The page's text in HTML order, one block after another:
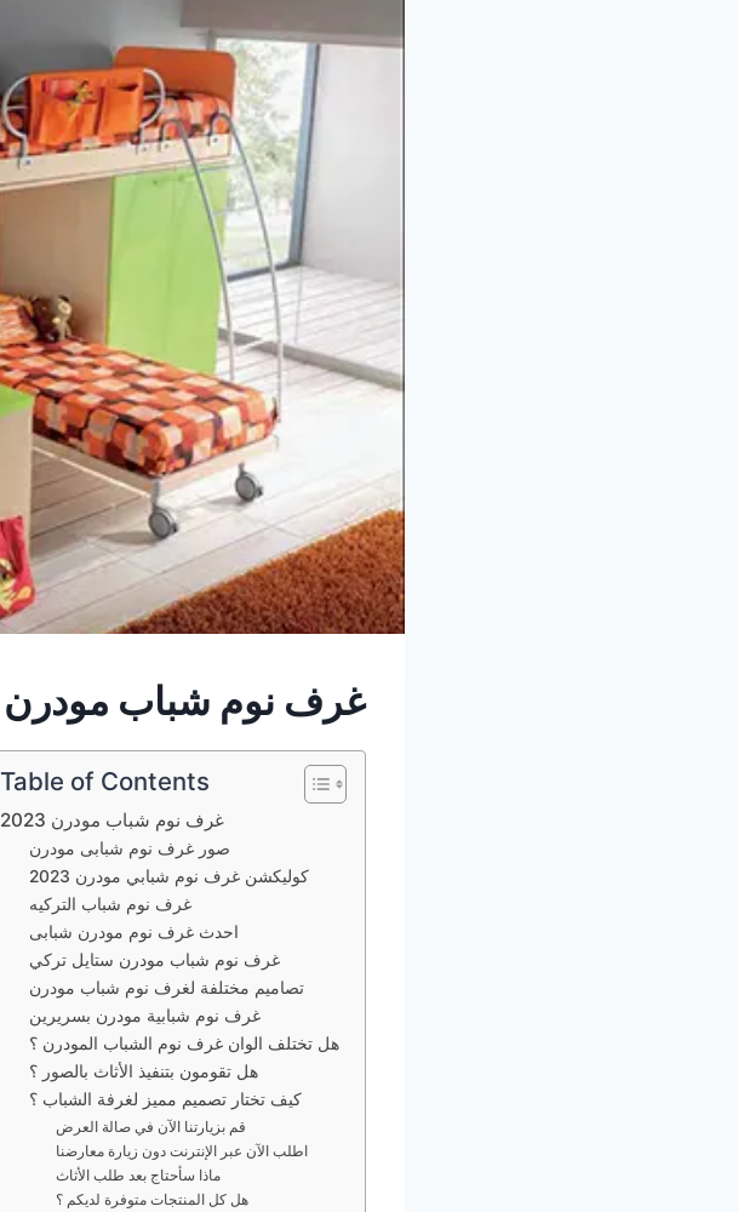
غرف نوم شباب مودرن 2023
Table of Contents
غرف نوم شباب مودرن 2023
صور غرف نوم شبابى مودرن
كوليكشن غرف نوم شبابي مودرن 2023
غرف نوم شباب التركيه
احدث غرف نوم مودرن شبابى
غرف نوم شباب مودرن ستايل تركي
تصاميم مختلفة لغرف نوم شباب مودرن
غرف نوم شبابية مودرن بسريرين
هل تختلف الوان غرف نوم الشباب المودرن ؟
هل تقومون بتنفيذ الأثاث بالصور ؟
كيف تختار تصميم مميز لغرفة الشباب ؟
قم بزيارتنا الآن في صالة العرض
اطلب الآن عبر الإنترنت دون زيارة معارضنا
ماذا سأحتاج بعد طلب الأثاث
هل كل المنتجات متوفرة لديكم ؟